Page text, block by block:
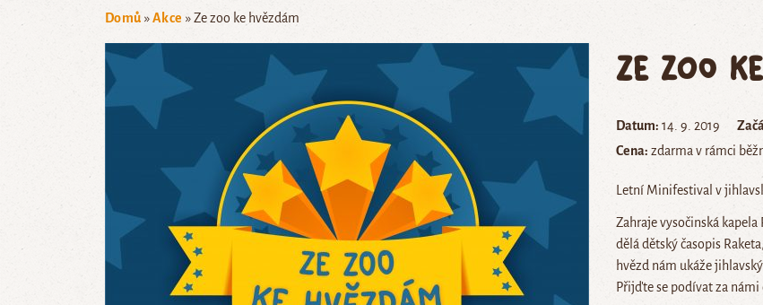
Domů »Akce »Ze zoo ke hvězdám
Ze zoo
Datum: 14. 9. 2019
Cena: zdarma v rámci
Letní Minifestival v
Zahraje vysočinská
dělá dětský časopis
hvězd nám ukáže
Přijďte se podívat za námi